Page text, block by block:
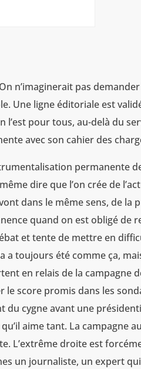
n’imaginerait pas
Une ligne éditoriale est
l’est pour tous, au-delà du
avec son cahier des
permanente
dire que l’on crée de
dans le même sens, de la
quand on est obligé de
et tente de mettre en
toujours été comme ça,
en relais de la campagne
score promis dans les
du cygne avant une
aime tant. La campagne
L’extrême droite est
un journaliste, un expert